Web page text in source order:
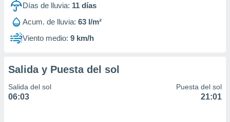
Días de lluvia: 11 días
Acum. de lluvia: 63 l/m²
Viento medio: 9 km/h
Salida y Puesta del sol
Salida del sol
06:03
Puesta del sol
21:01